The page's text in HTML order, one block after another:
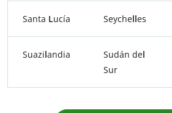
Santa Lucía Seychelles
Suazilandia Sudán del
Sur